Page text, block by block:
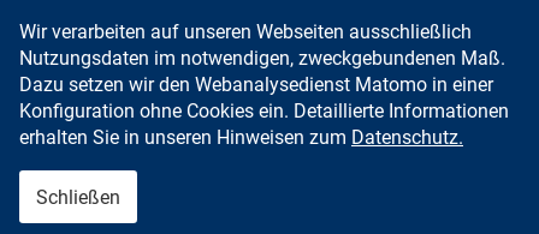
Zum Inhalt springen
Wir verarbeiten auf unseren Webseiten ausschließlich
Nutzungsdaten im notwendigen, zweckgebundenen Maß.
Dazu setzen wir den Webanalysedienst Matomo in einer
Konfiguration ohne Cookies ein. Detaillierte Informationen
erhalten Sie in unseren Hinweisen zum Datenschutz.
Schließen